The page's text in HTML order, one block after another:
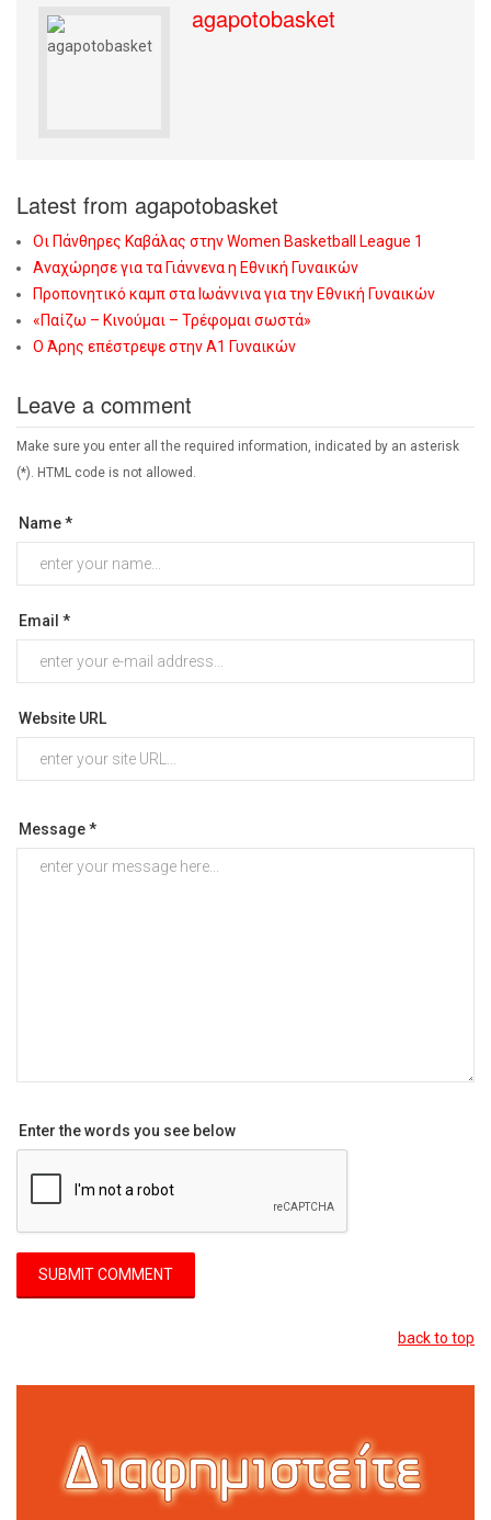
agapotobasket
Latest from agapotobasket
Οι Πάνθηρες Καβάλας στην Women Basketball League 1
Αναχώρησε για τα Γιάννενα η Εθνική Γυναικών
Προπονητικό καμπ στα Ιωάννινα για την Εθνική Γυναικών
«Παίζω – Κινούμαι – Τρέφομαι σωστά»
Ο Άρης επέστρεψε στην Α1 Γυναικών
Leave a comment
Make sure you enter all the required information, indicated by an asterisk
(*). HTML code is not allowed.
Name *
Email *
Website URL
Message *
Enter the words you see below
back to top